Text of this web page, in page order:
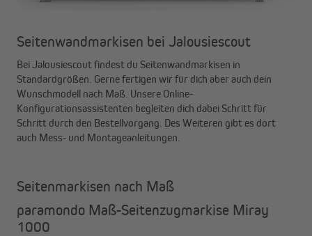
Seitenwandmarkisen bei Jalousiescout
Bei Jalousiescout findest du Seitenwandmarkisen in
Standardgrößen. Gerne fertigen wir für dich aber auch dein
Wunschmodell nach Maß. Unsere Online-
Konfigurationsassistenten begleiten dich dabei Schritt für
Schritt durch den Bestellvorgang. Des Weiteren gibt es dort
auch Mess- und Montageanleitungen.
Seitenmarkisen nach Maß
paramondo Maß-Seitenzugmarkise Miray
1000